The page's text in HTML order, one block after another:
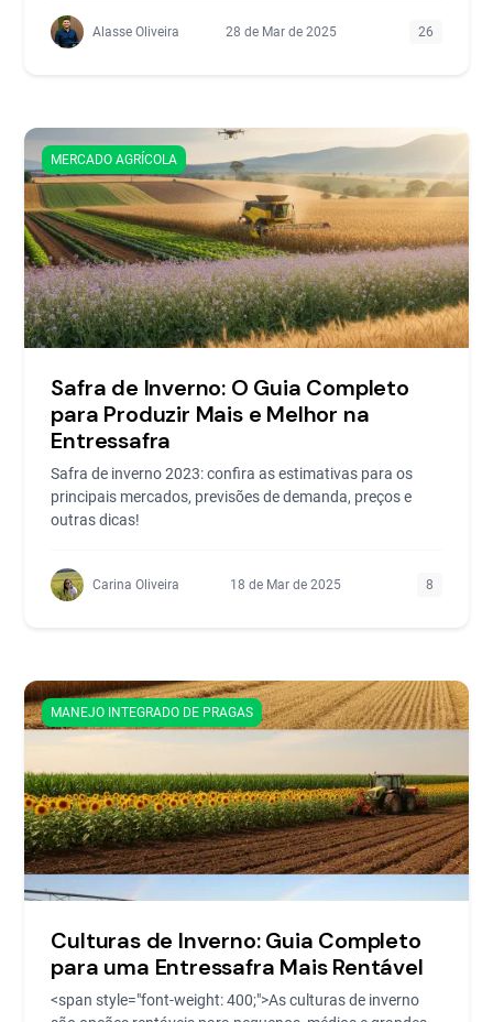
Alasse Oliveira 28 de Mar de 2025 26
MERCADO AGRÍCOLA
Safra de Inverno: O Guia Completo
para Produzir Mais e Melhor na
Entressafra
Safra de inverno 2023: confira as estimativas para os
principais mercados, previsões de demanda, preços e
outras dicas!
Carina Oliveira 18 de Mar de 2025 8
MANEJO INTEGRADO DE PRAGAS
Culturas de Inverno: Guia Completo
para uma Entressafra Mais Rentável
<span style="font-weight: 400;">As culturas de inverno